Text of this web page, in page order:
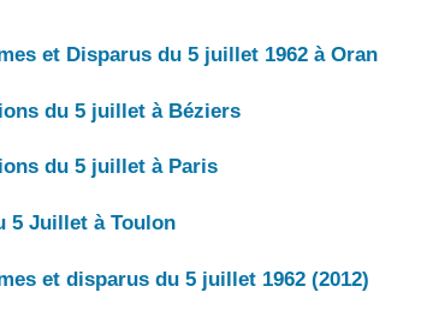
et Disparus du 5 juillet 1962 à Oran
du 5 juillet à Béziers
du 5 juillet à Paris
5 Juillet à Toulon
et disparus du 5 juillet 1962 (2012)